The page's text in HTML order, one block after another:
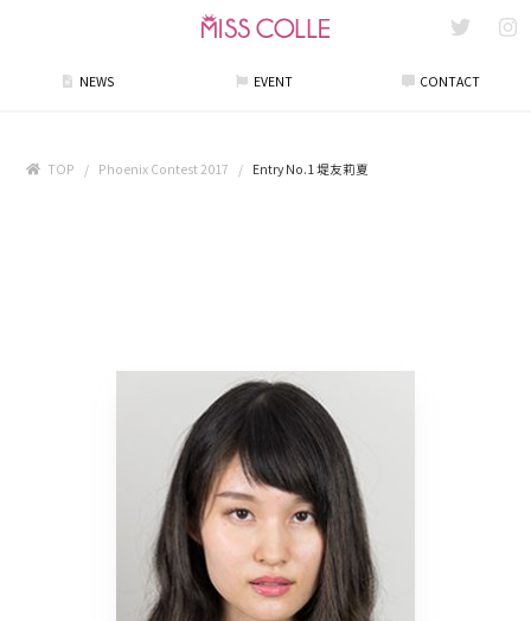
NEWS EVENT CONTACT
TOP Phoenix Contest 2017 Entry No.1 堤友莉夏